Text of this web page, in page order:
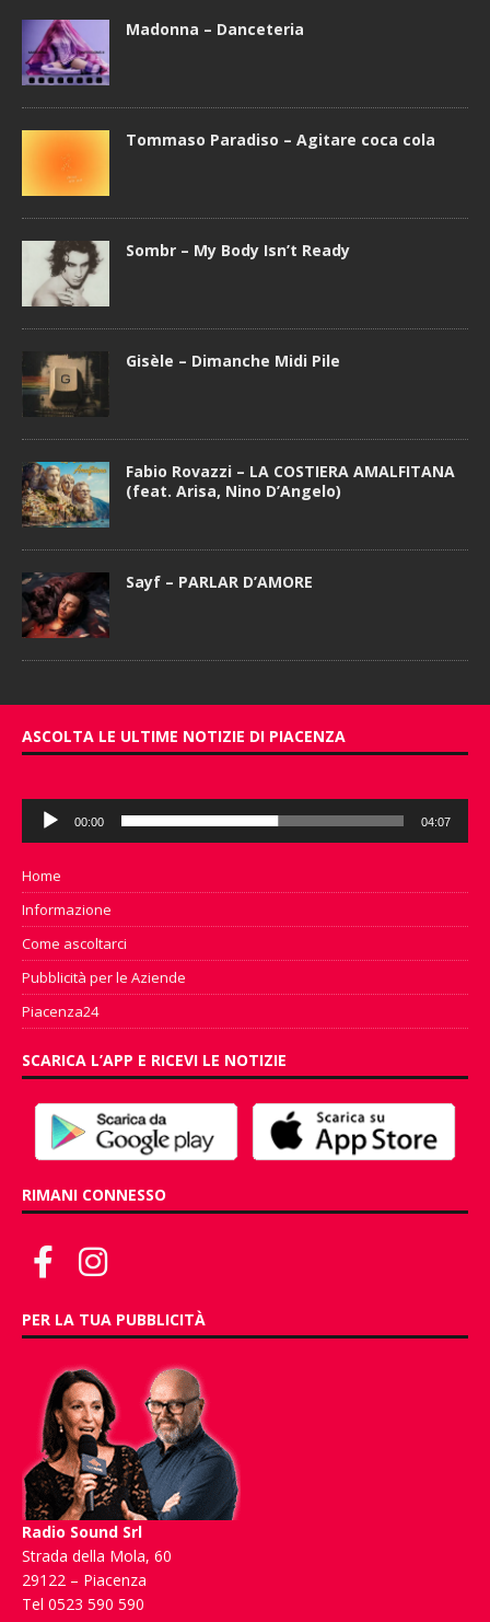
Madonna – Danceteria
Tommaso Paradiso – Agitare coca cola
Sombr – My Body Isn’t Ready
Gisèle – Dimanche Midi Pile
Fabio Rovazzi – LA COSTIERA AMALFITANA
(feat. Arisa, Nino D’Angelo)
Sayf – PARLAR D’AMORE
ASCOLTA LE ULTIME NOTIZIE DI PIACENZA
Audio
Player
00:00 04:07
Home
Informazione
Come ascoltarci
Pubblicità per le Aziende
Piacenza24
SCARICA L’APP E RICEVI LE NOTIZIE
RIMANI CONNESSO
PER LA TUA PUBBLICITÀ
Radio Sound Srl
Strada della Mola, 60
29122 – Piacenza
Tel 0523 590 590